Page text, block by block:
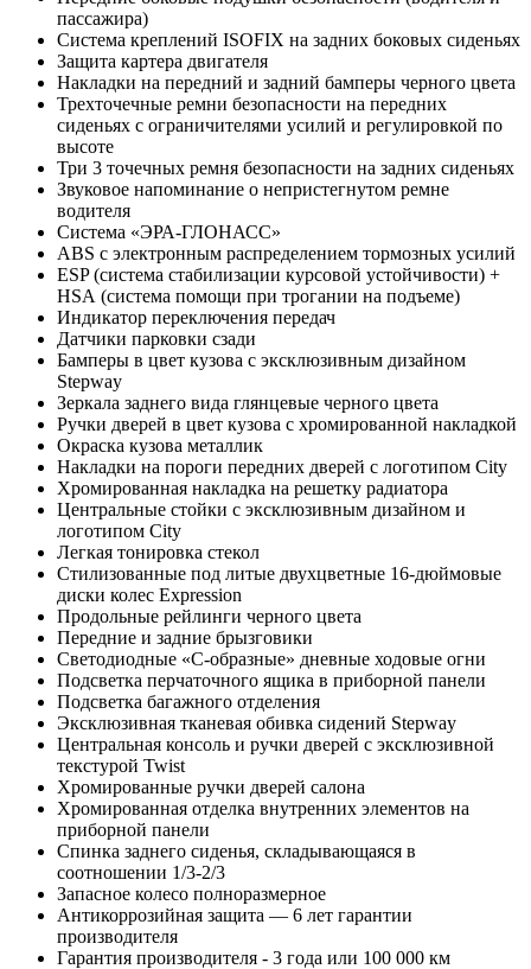
пассажира)
Система креплений ISOFIX на задних боковых сиденьях
Защита картера двигателя
Накладки на передний и задний бамперы черного цвета
Трехточечные ремни безопасности на передних
сиденьях с ограничителями усилий и регулировкой по
высоте
Три 3 точечных ремня безопасности на задних сиденьях
Звуковое напоминание о непристегнутом ремне
водителя
Система «ЭРА-ГЛОНАСС»
ABS с электронным распределением тормозных усилий
ESP (система стабилизации курсовой устойчивости) +
HSА (система помощи при трогании на подъеме)
Индикатор переключения передач
Датчики парковки сзади
Бамперы в цвет кузова с эксклюзивным дизайном
Stepway
Зеркала заднего вида глянцевые черного цвета
Ручки дверей в цвет кузова с хромированной накладкой
Окраска кузова металлик
Накладки на пороги передних дверей с логотипом City
Хромированная накладка на решетку радиатора
Центральные стойки с эксклюзивным дизайном и
логотипом City
Легкая тонировка стекол
Cтилизованные под литые двухцветные 16-дюймовые
диски колес Expression
Продольные рейлинги черного цвета
Передние и задние брызговики
Светодиодные «С-образные» дневные ходовые огни
Подсветка перчаточного ящика в приборной панели
Подсветка багажного отделения
Эксклюзивная тканевая обивка сидений Stepway
Центральная консоль и ручки дверей c эксклюзивной
текстурой Twist
Хромированные ручки дверей салона
Хромированная отделка внутренних элементов на
приборной панели
Спинка заднего сиденья, складывающаяся в
соотношении 1/3-2/3
Запасное колесо полноразмерное
Антикоррозийная защита — 6 лет гарантии
производителя
Гарантия производителя - 3 года или 100 000 км